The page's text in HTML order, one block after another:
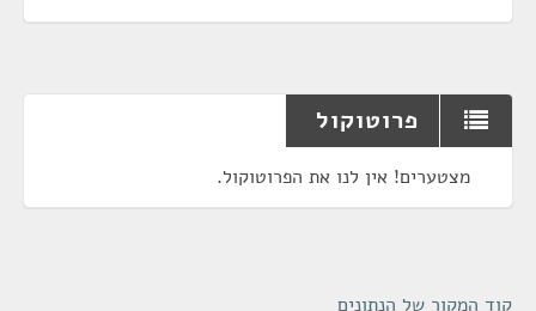
פרוטוקול
מצטערים! אין לנו את הפרוטוקול.
קוד המקור של הנתונים